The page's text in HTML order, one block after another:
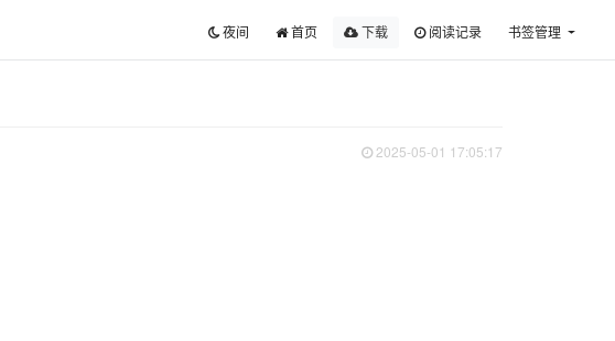
夜间 首页 下载 阅读记录 书签管理
2025-05-01 17:05:17